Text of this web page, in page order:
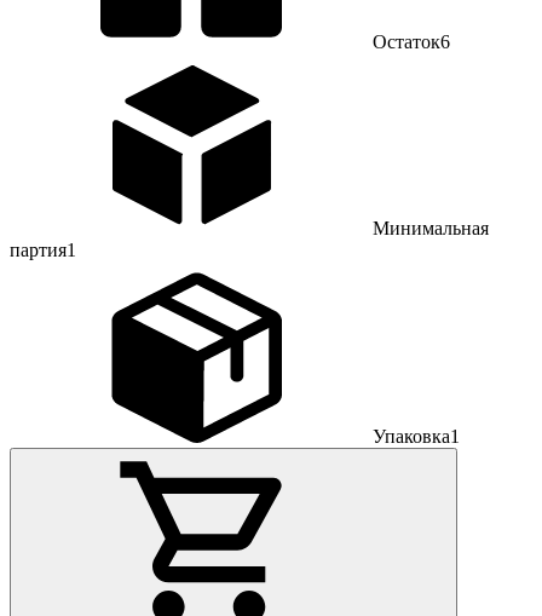
Остаток6
Минимальная
партия1
Упаковка1